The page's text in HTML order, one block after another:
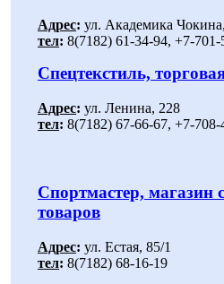
Адрес: ул. Академика
тел: 8(7182) 61-34-94, +7-701-
Спецтекстиль,
Адрес: ул. Ленина, 228
тел: 8(7182) 67-66-67, +7-708-
Спортмастер, магазин
товаров
Адрес: ул. Естая, 85/1
тел: 8(7182) 68-16-19